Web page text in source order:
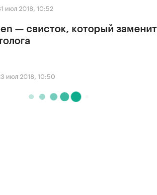
июл 2018, 10:52
— свисток, который
июл 2018, 10:50